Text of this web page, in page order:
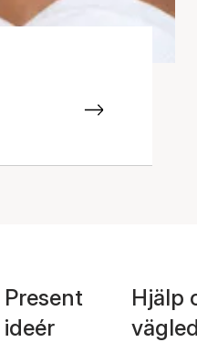
Present
ideér
Hjälp